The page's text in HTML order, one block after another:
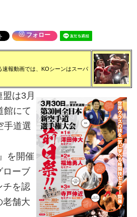
フォロー
報動画では、KOシーンはスーパ
は3月
館にて
手道選
を開催
ローブ
チを認
老舗大